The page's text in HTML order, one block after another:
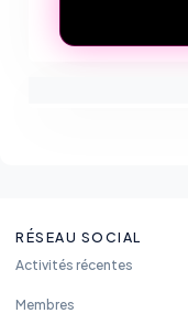
RÉSEAU SOCIAL
Activités récentes
Membres